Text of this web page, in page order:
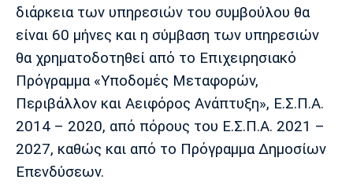
Μπορούσια
Ντόρτμουντ
Παρί Σεν
Ζερμέν
Μονακό
Ερυθρός
Αστέρας
Τότεναμ
διάρκεια των υπηρεσιών του συμβούλου θα
είναι 60 μήνες και η σύμβαση των υπηρεσιών
θα χρηματοδοτηθεί από το Επιχειρησιακό
Πρόγραμμα «Υποδομές Μεταφορών,
Περιβάλλον και Αειφόρος Ανάπτυξη», Ε.Σ.Π.Α.
2014 – 2020, από πόρους του Ε.Σ.Π.Α. 2021 –
2027, καθώς και από το Πρόγραμμα Δημοσίων
Επενδύσεων.